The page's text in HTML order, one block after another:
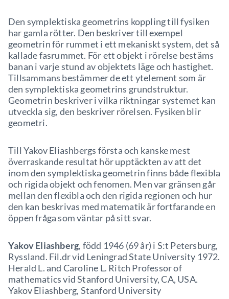
Den symplektiska geometrins koppling till fysiken
har gamla rötter. Den beskriver till exempel
geometrin för rummet i ett mekaniskt system, det så
kallade fasrummet. För ett objekt i rörelse bestäms
banan i varje stund av objektets läge och hastighet.
Tillsammans bestämmer de ett ytelement som är
den symplektiska geometrins grundstruktur.
Geometrin beskriver i vilka riktningar systemet kan
utveckla sig, den beskriver rörelsen. Fysiken blir
geometri.
Till Yakov Eliashbergs första och kanske mest
överraskande resultat hör upptäckten av att det
inom den symplektiska geometrin finns både flexibla
och rigida objekt och fenomen. Men var gränsen går
mellan den flexibla och den rigida regionen och hur
den kan beskrivas med matematik är fortfarande en
öppen fråga som väntar på sitt svar.
Yakov Eliashberg, född 1946 (69 år) i S:t Petersburg,
Ryssland. Fil.dr vid Leningrad State University 1972.
Herald L. and Caroline L. Ritch Professor of
mathematics vid Stanford University, CA, USA.
Yakov Eliashberg, Stanford University